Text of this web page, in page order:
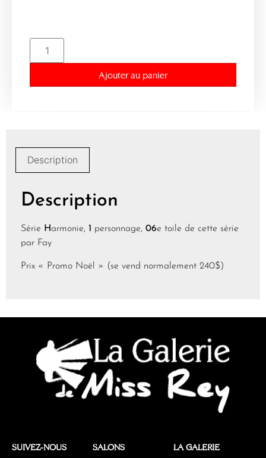
Ajouter au panier
Description
Description
Série Harmonie, 1 personnage, 06e toile de cette série
par Fay
Prix « Promo Noël » (se vend normalement 240$)
SUIVEZ-NOUS SALONS LA GALERIE